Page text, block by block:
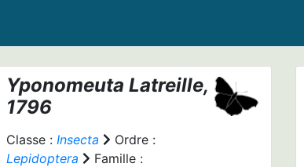
Yponomeuta Latreille,
1796
Classe : Insecta
Ordre :
Lepidoptera
Famille :